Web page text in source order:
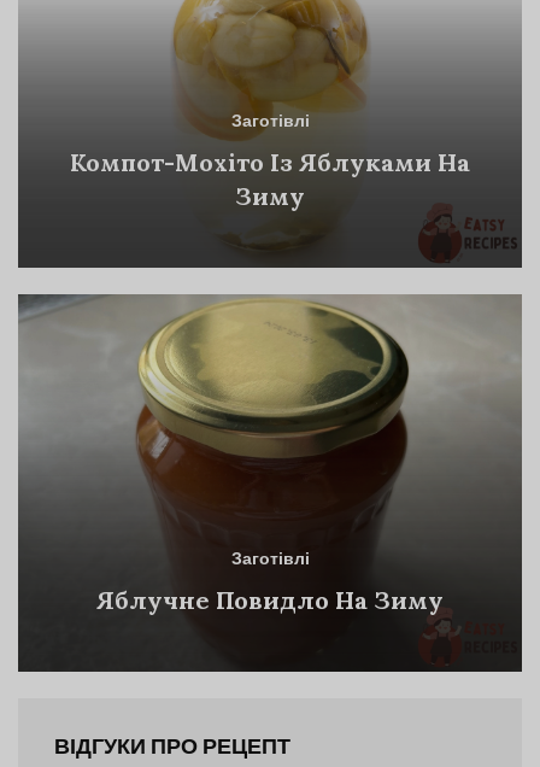
Заготівлі
Компот-Мохіто Із Яблуками На
Зиму
Заготівлі
Яблучне Повидло На Зиму
ВІДГУКИ ПРО РЕЦЕПТ